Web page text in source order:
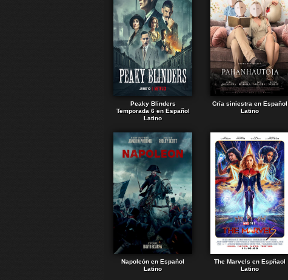
Peaky Blinders
Temporada 6 en Español
Latino
Cría siniestra en Español
Latino
Napoleón en Español
Latino
The Marvels en Espñaol
Latino